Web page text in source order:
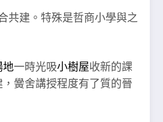
共建。特殊是哲商小學與之
地一時光吸小樹屋收新的課
黌舍講授程度有了質的晉